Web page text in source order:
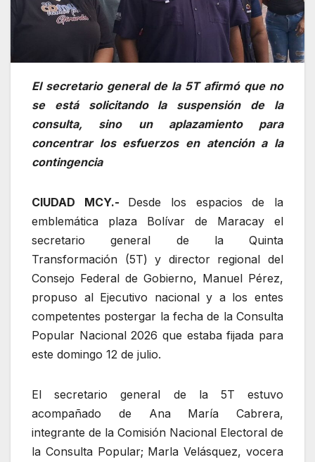
El secretario general de la 5T afirmó que no
se está solicitando la suspensión de la
consulta, sino un aplazamiento para
concentrar los esfuerzos en atención a la
contingencia
CIUDAD MCY.- Desde los espacios de la
emblemática plaza Bolívar de Maracay el
secretario general de la Quinta
Transformación (5T) y director regional del
Consejo Federal de Gobierno, Manuel Pérez,
propuso al Ejecutivo nacional y a los entes
competentes postergar la fecha de la Consulta
Popular Nacional 2026 que estaba fijada para
este domingo 12 de julio.
El secretario general de la 5T estuvo
acompañado de Ana María Cabrera,
integrante de la Comisión Nacional Electoral de
la Consulta Popular; Marla Velásquez, vocera